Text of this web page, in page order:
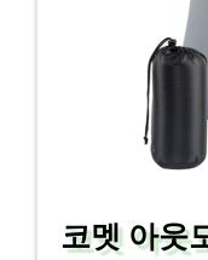
코멧 아웃